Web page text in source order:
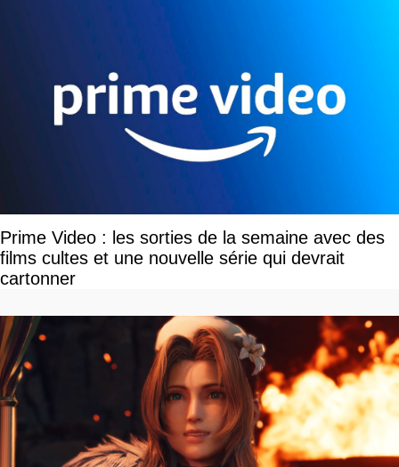
Prime Video : les sorties de la semaine avec des
films cultes et une nouvelle série qui devrait
cartonner